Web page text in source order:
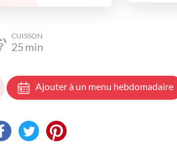
CUISSON
25 min
Ajouter à un menu hebdomadaire